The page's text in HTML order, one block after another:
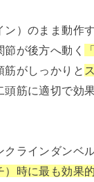
ン）のまま動作
が後方へ動く
筋がしっかりと
頭筋に適切で効
クラインダンベ
）時に最も効果